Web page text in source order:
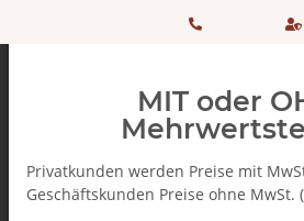
+ 49
506 98
MIT oder
Privatkunden werden Preise mit
Geschäftskunden Preise ohne MwSt.